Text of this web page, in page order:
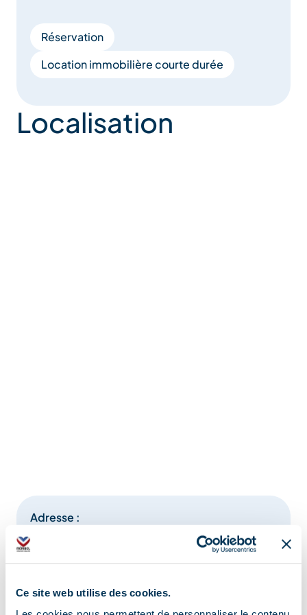
Ce site web utilise des cookies.
Réservation
Location immobilière courte durée
Localisation
Adresse :
Tous les quartiers de Méribel, 73550 Méribel